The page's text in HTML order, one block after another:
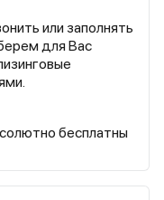
или заполнять
для Вас
бесплатны